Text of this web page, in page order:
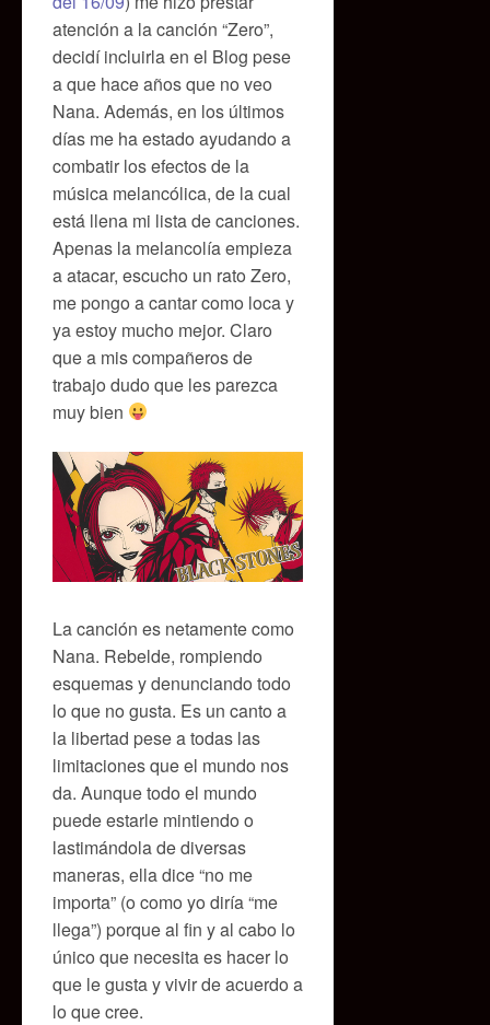
atención a la canción “Zero”,
decidí incluirla en el Blog pese
a que hace años que no veo
Nana. Además, en los últimos
días me ha estado ayudando a
combatir los efectos de la
música melancólica, de la cual
está llena mi lista de canciones.
Apenas la melancolía empieza
a atacar, escucho un rato Zero,
me pongo a cantar como loca y
ya estoy mucho mejor. Claro
que a mis compañeros de
trabajo dudo que les parezca
muy bien
La canción es netamente como
Nana. Rebelde, rompiendo
esquemas y denunciando todo
lo que no gusta. Es un canto a
la libertad pese a todas las
limitaciones que el mundo nos
da. Aunque todo el mundo
puede estarle mintiendo o
lastimándola de diversas
maneras, ella dice “no me
importa” (o como yo diría “me
llega”) porque al fin y al cabo lo
único que necesita es hacer lo
que le gusta y vivir de acuerdo a
lo que cree.